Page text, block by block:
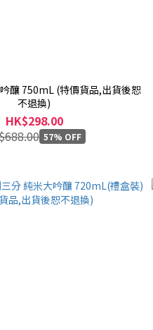
釀 750mL (特價貨品,出貨後恕
不退換)
HK$298.00
57% OFF